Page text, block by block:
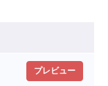
プレビュー